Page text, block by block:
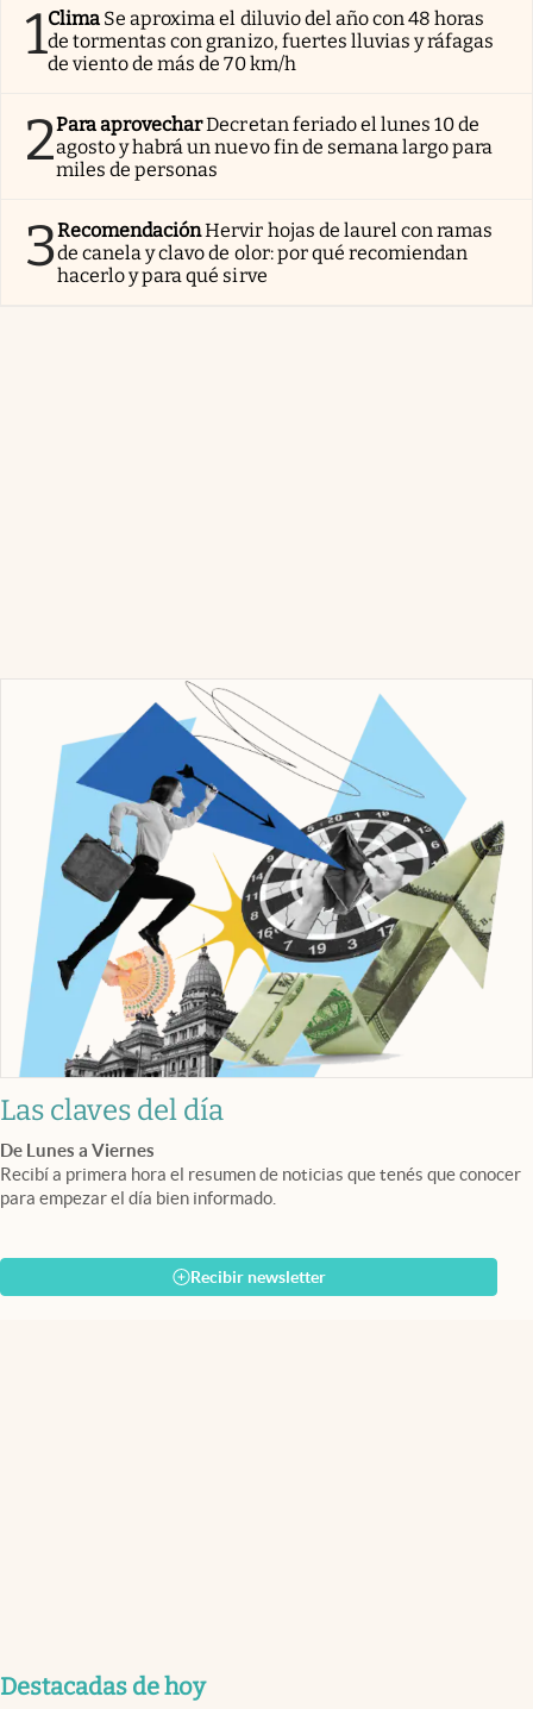
1Clima Se aproxima el diluvio del año con 48 horas
de tormentas con granizo, fuertes lluvias y ráfagas
de viento de más de 70 km/h
2Para aprovecharDecretan feriado el lunes 10 de
agosto y habrá un nuevo fin de semana largo para
miles de personas
3RecomendaciónHervir hojas de laurel con ramas
de canela y clavo de olor: por qué recomiendan
hacerlo y para qué sirve
Las claves del día
De Lunes a Viernes
Recibí a primera hora el resumen de noticias que tenés que conocer
para empezar el día bien informado.
Recibir newsletter
Destacadas de hoy